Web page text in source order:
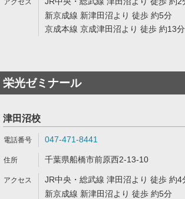
新京成線 新津田沼より 徒歩 約5分
京成本線 京成津田沼より 徒歩 約13分
栄光ゼミナール
津田沼校
047-471-8441
千葉県船橋市前原西2-13-10
JR中央・総武線 津田沼より 徒歩 約4
新京成線 新津田沼より 徒歩 約5分